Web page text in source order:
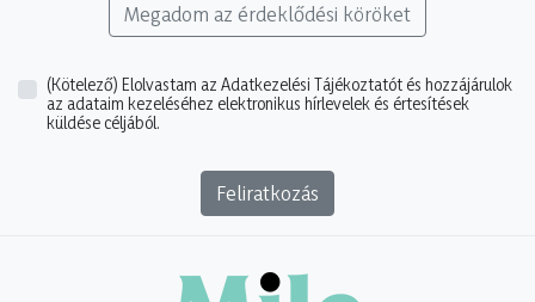
Megadom az érdeklődési köröket
(Kötelező) Elolvastam az Adatkezelési Tájékoztatót és hozzájárulok
az adataim kezeléséhez elektronikus hírlevelek és értesítések
küldése céljából.
Feliratkozás